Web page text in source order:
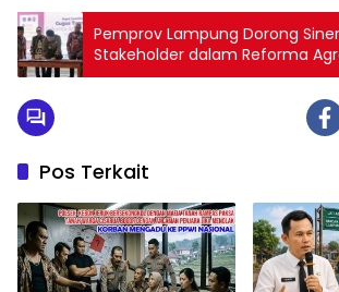
Pemprov Lampung Dorong
Stakeholder dalam Reforma
Desa
Pos Terkait